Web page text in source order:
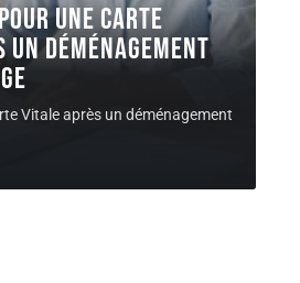
une carte
déménagement
Vitale après un déménagement